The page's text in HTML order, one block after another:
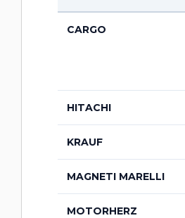
CARGO
HITACHI
KRAUF
MAGNETI MARELLI
MOTORHERZ